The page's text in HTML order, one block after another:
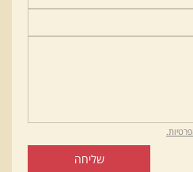
שליחה